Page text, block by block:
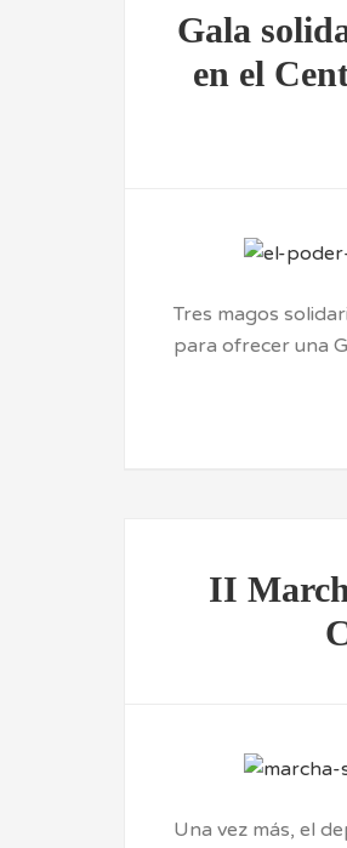
Gala
en el
Tres magos
para ofrecer una
II
Una vez más, el